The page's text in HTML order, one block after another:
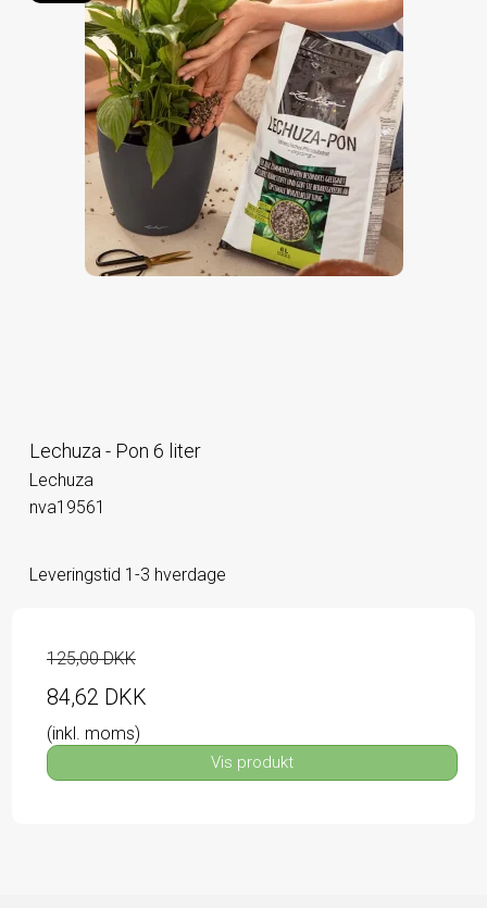
Lechuza - Pon 6 liter
Lechuza
nva19561
Leveringstid 1-3 hverdage
125,00 DKK
84,62 DKK
(inkl. moms)
Vis produkt